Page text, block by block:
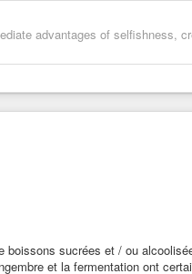
advantages of selfishness,
boissons sucrées et / ou
et la fermentation ont